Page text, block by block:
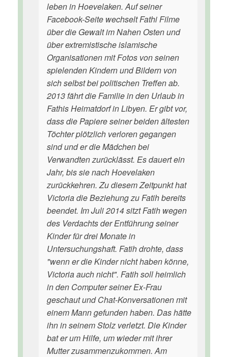
leben in Hoevelaken. Auf seiner
Facebook-Seite wechselt Fathi Filme
über die Gewalt im Nahen Osten und
über extremistische islamische
Organisationen mit Fotos von seinen
spielenden Kindern und Bildern von
sich selbst bei politischen Treffen ab.
2013 fährt die Familie in den Urlaub in
Fathis Heimatdorf in Libyen. Er gibt vor,
dass die Papiere seiner beiden ältesten
Töchter plötzlich verloren gegangen
sind und er die Mädchen bei
Verwandten zurücklässt. Es dauert ein
Jahr, bis sie nach Hoevelaken
zurückkehren. Zu diesem Zeitpunkt hat
Victoria die Beziehung zu Fatih bereits
beendet. Im Juli 2014 sitzt Fatih wegen
des Verdachts der Entführung seiner
Kinder für drei Monate in
Untersuchungshaft. Fatih drohte, dass
"wenn er die Kinder nicht haben könne,
Victoria auch nicht". Fatih soll heimlich
in den Computer seiner Ex-Frau
geschaut und Chat-Konversationen mit
einem Mann gefunden haben. Das hätte
ihn in seinem Stolz verletzt. Die Kinder
bat er um Hilfe, um wieder mit ihrer
Mutter zusammenzukommen. Am